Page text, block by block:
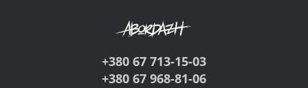
+380 67 713-15-03
+380 67 968-81-06